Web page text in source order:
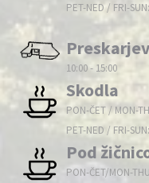
PET-NED / FRI-
10:00 - 15:00
Skodla
PON-ČET / MON-
PET-NED / FRI-
Pod
PON-ČET/MON-